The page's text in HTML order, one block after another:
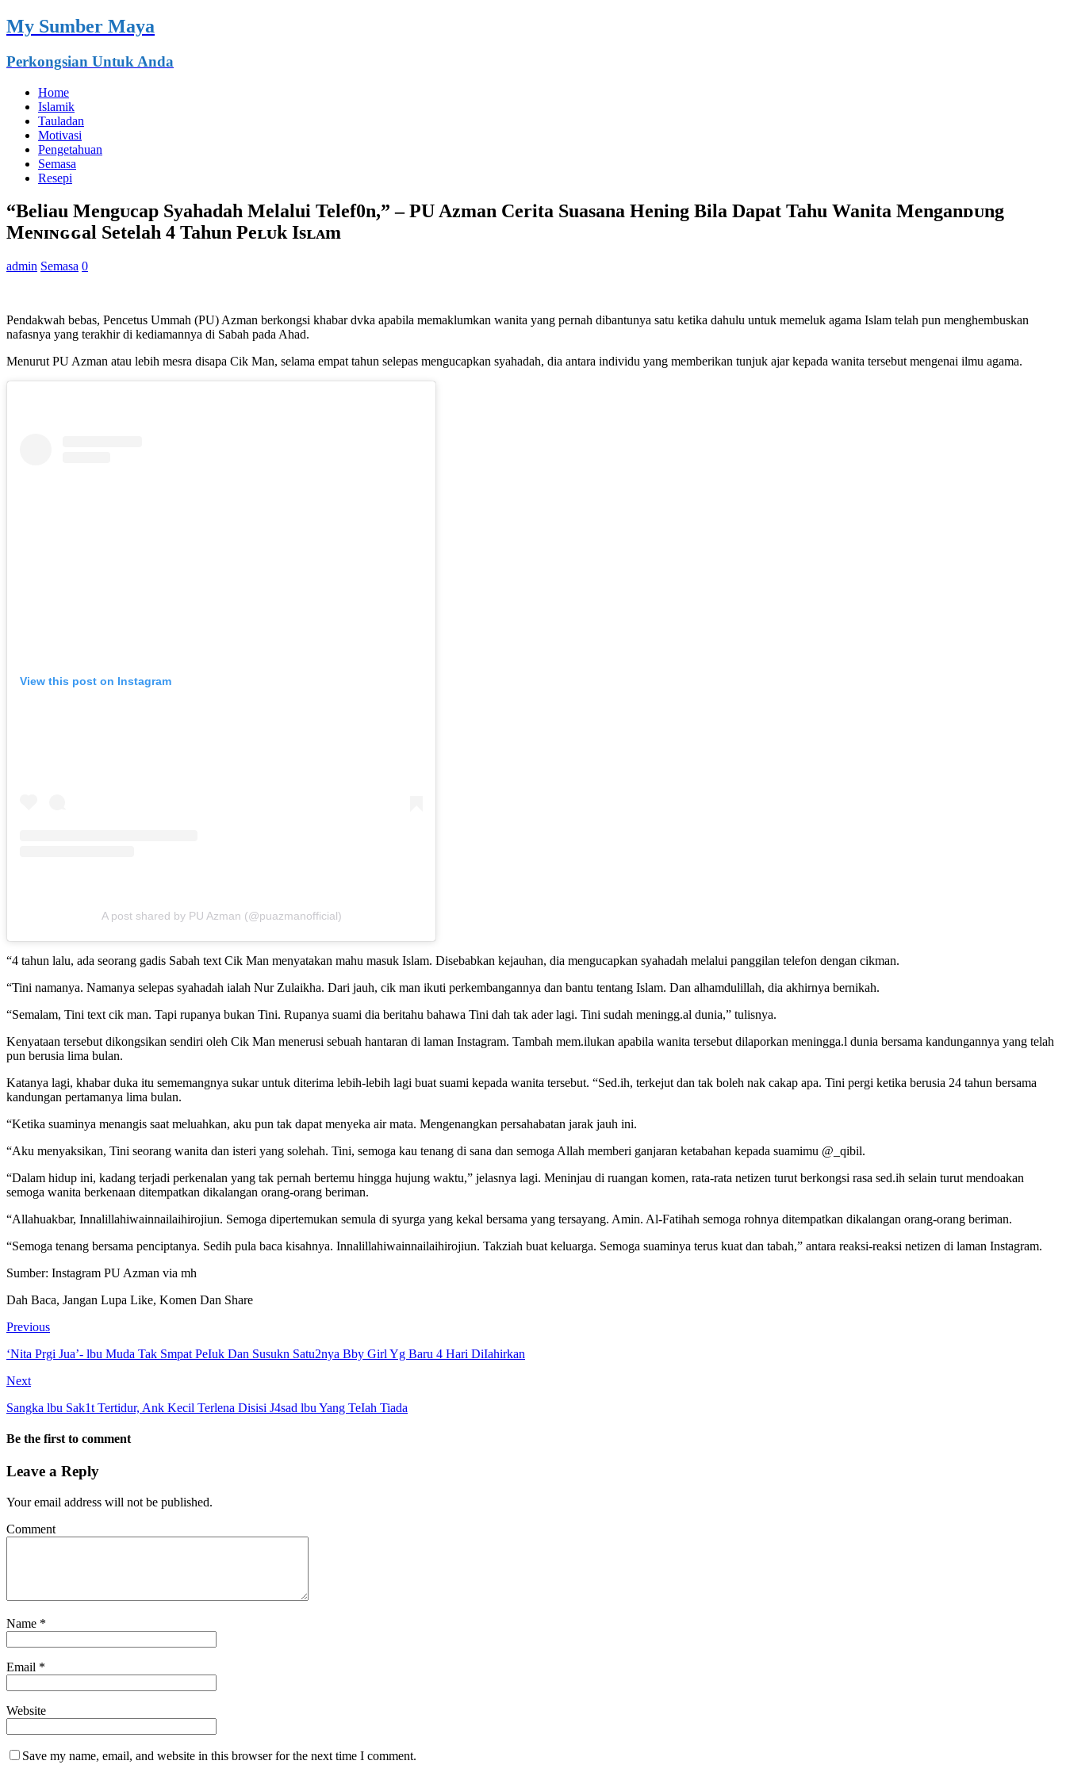
My Sumber Maya
Perkongsian Untuk Anda
Home
Islamik
Tauladan
Motivasi
Pengetahuan
Semasa
Resepi
“Beliau Mengᴜcap Syahadah Melalui Telef0n,” – PU Azman Cerita Suasana Hening Bila Dapat Tahu Wanita Menganᴅᴜng
Meɴɪɴɢɢal Setelah 4 Tahun Peʟᴜk Isʟᴀm
admin Semasa 0
Pendakwah bebas, Pencetus Ummah (PU) Azman berkongsi khabar dvka apabila memaklumkan wanita yang pernah dibantunya satu ketika dahulu untuk memeluk agama Islam telah pun menghembuskan
nafasnya yang terakhir di kediamannya di Sabah pada Ahad.
Menurut PU Azman atau lebih mesra disapa Cik Man, selama empat tahun selepas mengucapkan syahadah, dia antara individu yang memberikan tunjuk ajar kepada wanita tersebut mengenai ilmu agama.
View this post on Instagram
A post shared by PU Azman (@puazmanofficial)
“4 tahun lalu, ada seorang gadis Sabah text Cik Man menyatakan mahu masuk Islam. Disebabkan kejauhan, dia mengucapkan syahadah melalui panggilan telefon dengan cikman.
“Tini namanya. Namanya selepas syahadah ialah Nur Zulaikha. Dari jauh, cik man ikuti perkembangannya dan bantu tentang Islam. Dan alhamdulillah, dia akhirnya bernikah.
“Semalam, Tini text cik man. Tapi rupanya bukan Tini. Rupanya suami dia beritahu bahawa Tini dah tak ader lagi. Tini sudah meningg.al dunia,” tulisnya.
Kenyataan tersebut dikongsikan sendiri oleh Cik Man menerusi sebuah hantaran di laman Instagram. Tambah mem.ilukan apabila wanita tersebut dilaporkan meningga.l dunia bersama kandungannya yang telah
pun berusia lima bulan.
Katanya lagi, khabar duka itu sememangnya sukar untuk diterima lebih-lebih lagi buat suami kepada wanita tersebut. “Sed.ih, terkejut dan tak boleh nak cakap apa. Tini pergi ketika berusia 24 tahun bersama
kandungan pertamanya lima bulan.
“Ketika suaminya menangis saat meluahkan, aku pun tak dapat menyeka air mata. Mengenangkan persahabatan jarak jauh ini.
“Aku menyaksikan, Tini seorang wanita dan isteri yang solehah. Tini, semoga kau tenang di sana dan semoga Allah memberi ganjaran ketabahan kepada suamimu @_qibil.
“Dalam hidup ini, kadang terjadi perkenalan yang tak pernah bertemu hingga hujung waktu,” jelasnya lagi. Meninjau di ruangan komen, rata-rata netizen turut berkongsi rasa sed.ih selain turut mendoakan
semoga wanita berkenaan ditempatkan dikalangan orang-orang beriman.
“Allahuakbar, Innalillahiwainnailaihirojiun. Semoga dipertemukan semula di syurga yang kekal bersama yang tersayang. Amin. Al-Fatihah semoga rohnya ditempatkan dikalangan orang-orang beriman.
“Semoga tenang bersama penciptanya. Sedih pula baca kisahnya. Innalillahiwainnailaihirojiun. Takziah buat keluarga. Semoga suaminya terus kuat dan tabah,” antara reaksi-reaksi netizen di laman Instagram.
Sumber: Instagram PU Azman via mh
Dah Baca, Jangan Lupa Like, Komen Dan Share
Previous
‘Nita Prgi Jua’- lbu Muda Tak Smpat PeIuk Dan Susukn Satu2nya Bby Girl Yg Baru 4 Hari DiIahirkan
Next
Sangka lbu Sak1t Tertidur, Ank Kecil Terlena Disisi J4sad lbu Yang TeIah Tiada
Be the first to comment
Leave a Reply
Your email address will not be published.
Comment
Name *
Email *
Website
Save my name, email, and website in this browser for the next time I comment.